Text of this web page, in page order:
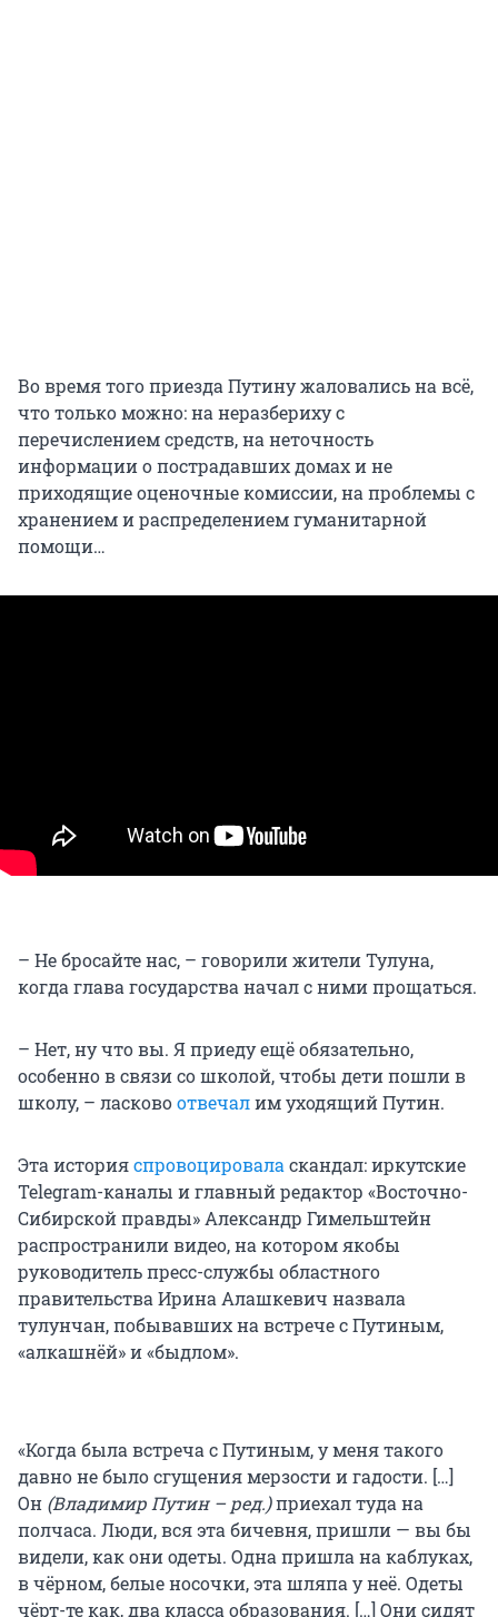
Во время того приезда Путину жаловались на всё,
что только можно: на неразбериху с
перечислением средств, на неточность
информации о пострадавших домах и не
приходящие оценочные комиссии, на проблемы с
хранением и распределением гуманитарной
помощи…
– Не бросайте нас, – говорили жители Тулуна,
когда глава государства начал с ними прощаться.
– Нет, ну что вы. Я приеду ещё обязательно,
особенно в связи со школой, чтобы дети пошли в
школу, – ласковоотвечалим уходящий Путин.
Эта историяспровоцировала скандал: иркутские
Telegram-каналы и главный редактор «Восточно-
Сибирской правды» Александр Гимельштейн
распространили видео, на котором якобы
руководитель пресс-службы областного
правительства Ирина Алашкевич назвала
тулунчан, побывавших на встрече с Путиным,
«алкашнёй» и «быдлом».
«Когда была встреча с Путиным, у меня такого
давно не было сгущения мерзости и гадости. […]
Он (Владимир Путин – ред.)приехал туда на
полчаса. Люди, вся эта бичевня, пришли — вы бы
видели, как они одеты. Одна пришла на каблуках,
в чёрном, белые носочки, эта шляпа у неё. Одеты
чёрт-те как, два класса образования. […] Они сидят